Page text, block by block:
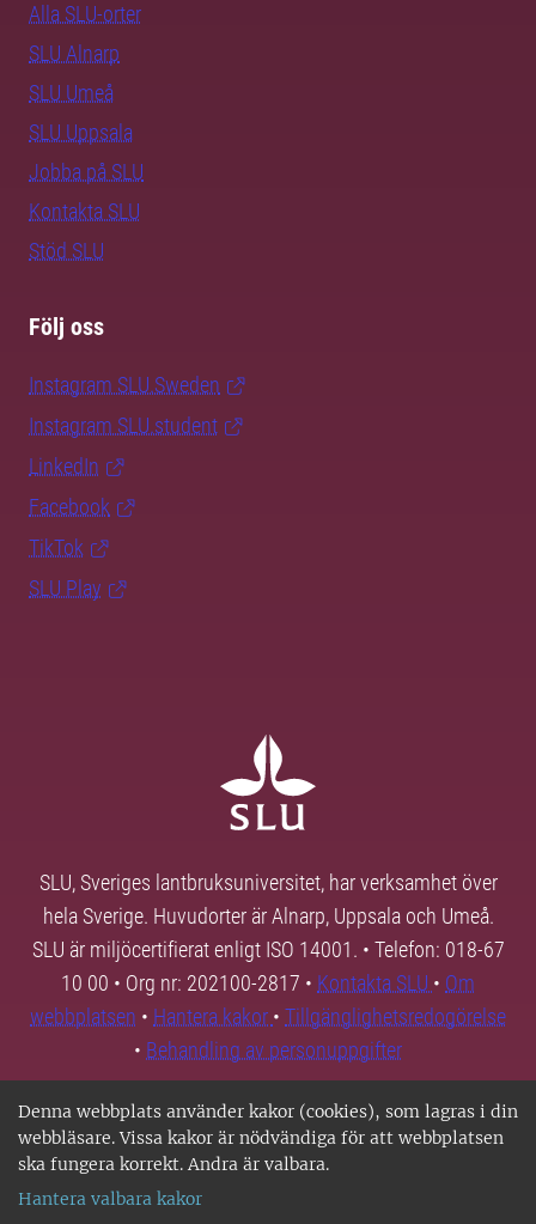
Denna webbplats använder kakor (cookies), som lagras i din
webbläsare. Vissa kakor är nödvändiga för att webbplatsen
ska fungera korrekt. Andra är valbara.
Hantera valbara kakor
Alla SLU-orter
SLU Alnarp
SLU Umeå
SLU Uppsala
Jobba på SLU
Kontakta SLU
Stöd SLU
Följ oss
Instagram SLU.Sweden
Instagram SLU.student
LinkedIn
Facebook
TikTok
SLU Play
SLU, Sveriges lantbruksuniversitet, har verksamhet över
hela Sverige. Huvudorter är Alnarp, Uppsala och Umeå.
SLU är miljöcertifierat enligt ISO 14001. • Telefon: 018-67
10 00 • Org nr: 202100-2817 • Kontakta SLU • Om
webbplatsen • Hantera kakor • Tillgänglighetsredogörelse
• Behandling av personuppgifter